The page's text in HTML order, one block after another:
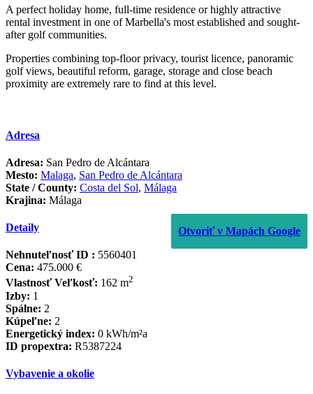
A perfect holiday home, full-time residence or highly attractive
rental investment in one of Marbella's most ‌established ‌and ‌sought-
after ‌golf ‌communities.
Properties combining ‌top-floor ‌privacy, tourist ‌licence, panoramic
‌golf views, beautiful ‌reform, ‌garage, ‌storage and close ‌beach
‌proximity are extremely ‌rare ‌to ‌find ‌at ‌this ‌level.
Adresa
Adresa: San Pedro de Alcántara
Mesto: Malaga, San Pedro de Alcántara
State / County: Costa del Sol, Málaga
Krajina: Málaga
Otvoriť v Mapách Google
Detaily
Nehnuteľnosť ID : 5560401
Cena: 475.000 €
Vlastnosť Veľkosť: 162 m2
Izby: 1
Spálne: 2
Kúpeľne: 2
Energetický index: 0 kWh/m²a
ID propextra: R5387224
Vybavenie a okolie